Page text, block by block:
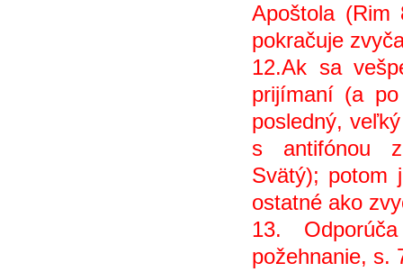
Apoštola
pokračuje
12.Ak sa
prijímaní (a
posledný,
s antifónou
Svätý); potom
ostatné ako
13.
požehnanie, s.